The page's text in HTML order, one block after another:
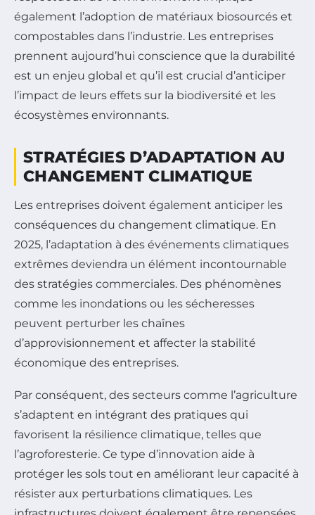
également l’adoption de matériaux biosourcés et
compostables dans l’industrie. Les entreprises
prennent aujourd’hui conscience que la durabilité
est un enjeu global et qu’il est crucial d’anticiper
l’impact de leurs effets sur la biodiversité et les
écosystèmes environnants.
STRATÉGIES D’ADAPTATION AU
CHANGEMENT CLIMATIQUE
Les entreprises doivent également anticiper les
conséquences du changement climatique. En
2025, l’adaptation à des événements climatiques
extrêmes deviendra un élément incontournable
des stratégies commerciales. Des phénomènes
comme les inondations ou les sécheresses
peuvent perturber les chaînes
d’approvisionnement et affecter la stabilité
économique des entreprises.
Par conséquent, des secteurs comme l’agriculture
s’adaptent en intégrant des pratiques qui
favorisent la résilience climatique, telles que
l’agroforesterie. Ce type d’innovation aide à
protéger les sols tout en améliorant leur capacité à
résister aux perturbations climatiques. Les